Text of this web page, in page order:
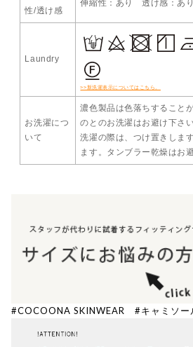
性/透け感
伸縮性：あり 透け感：あり
Laundry
>>新洗濯表示についてはこちら。
お洗濯につ
いて
濃色製品は色落ちすること
のとのお洗濯はお避け下さい
洗濯の際は、つけ置きしま
ます。タンブラー乾燥はお
#COCOONA SKINWEAR #キャミソ